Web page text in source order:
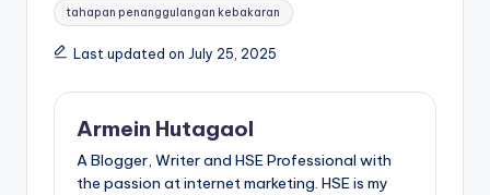
tahapan penanggulangan kebakaran
Last updated on July 25, 2025
Armein Hutagaol
A Blogger, Writer and HSE Professional with
the passion at internet marketing. HSE is my